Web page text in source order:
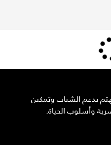
بدعم الشباب وتمكين
وأسلوب الحياة.